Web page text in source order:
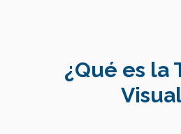
¿Qué es la